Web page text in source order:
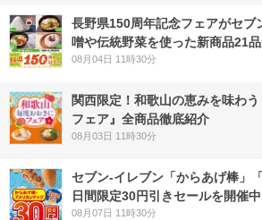
長野県150周年記念フェアがセ
噌や伝統野菜を使った新商品21
08月04日 11時30分
関西限定！和歌山の恵みを味わ
フェア』全商品徹底紹介
08月03日 11時30分
セブン‐イレブン「からあげ棒」
日間限定30円引きセールを開催中
08月07日 11時30分